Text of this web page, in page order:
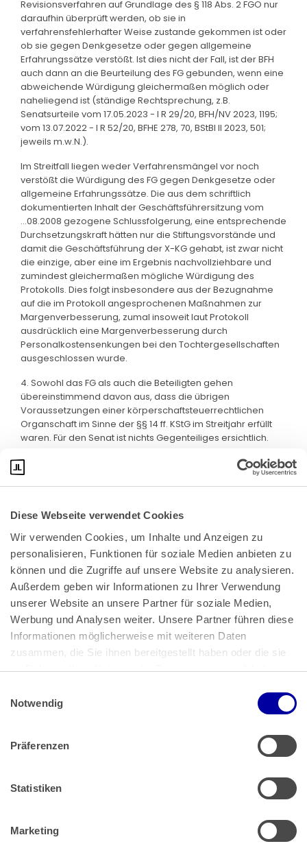
Diese Webseite verwendet Cookies
Wir verwenden Cookies, um Inhalte und Anzeigen zu
personalisieren, Funktionen für soziale Medien anbieten zu
können und die Zugriffe auf unsere Website zu analysieren.
Außerdem geben wir Informationen zu Ihrer Verwendung
unserer Website an unsere Partner für soziale Medien,
Werbung und Analysen weiter. Unsere Partner führen diese
Informationen möglicherweise mit weiteren Daten
zusammen, die Sie ihnen bereitgestellt haben oder die sie
im Rahmen Ihrer Nutzung der Dienste gesammelt haben.
Impressum
Notwendig
Präferenzen
Statistiken
Marketing
Revisionsverfahren auf Grundlage des § 118 Abs. 2 FGO nur
daraufhin überprüft werden, ob sie in
verfahrensfehlerhafter Weise zustande gekommen ist oder
ob sie gegen Denkgesetze oder gegen allgemeine
Erfahrungssätze verstößt. Ist dies nicht der Fall, ist der BFH
auch dann an die Beurteilung des FG gebunden, wenn eine
abweichende Würdigung gleichermaßen möglich oder
naheliegend ist (ständige Rechtsprechung, z.B.
Senatsurteile vom 17.05.2023 - I R 29/20, BFH/NV 2023, 1195;
vom 13.07.2022 - I R 52/20, BFHE 278, 70, BStBl II 2023, 501;
jeweils m.w.N.).
Im Streitfall liegen weder Verfahrensmängel vor noch
verstößt die Würdigung des FG gegen Denkgesetze oder
allgemeine Erfahrungssätze. Die aus dem schriftlich
dokumentierten Inhalt der Geschäftsführersitzung vom
...08.2008 gezogene Schlussfolgerung, eine entsprechende
Durchsetzungskraft hätten nur die Stiftungsvorstände und
damit die Geschäftsführung der X-KG gehabt, ist zwar nicht
die einzige, aber eine im Ergebnis nachvollziehbare und
zumindest gleichermaßen mögliche Würdigung des
Protokolls. Dies folgt insbesondere aus der Bezugnahme
auf die im Protokoll angesprochenen Maßnahmen zur
Margenverbesserung, zumal insoweit laut Protokoll
ausdrücklich eine Margenverbesserung durch
Personalkostensenkungen bei den Tochtergesellschaften
ausgeschlossen wurde.
4. Sowohl das FG als auch die Beteiligten gehen
übereinstimmend davon aus, dass die übrigen
Voraussetzungen einer körperschaftsteuerrechtlichen
Organschaft im Sinne der §§ 14 ff. KStG im Streitjahr erfüllt
waren. Für den Senat ist nichts Gegenteiliges ersichtlich.
Bundeskanzlerplatz 2
53113 Bonn
Pressemitteilungen|AGB
Impressum|Datenschutz
Muster Widerrufsformular (PDF)
Barrierefreiheit